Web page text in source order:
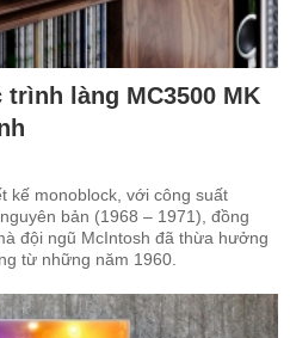
làng MC3500 MK
kế monoblock, với công suất
bản (1968 – 1971), đồng
đội ngũ McIntosh đã thừa hưởng
từ những năm 1960.